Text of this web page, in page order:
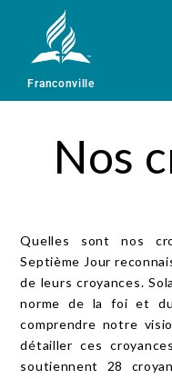
Franconville
Nos
Quelles sont nos
Septième Jour
de leurs croyances.
norme de la foi et
comprendre notre
détailler ces
soutiennent 28